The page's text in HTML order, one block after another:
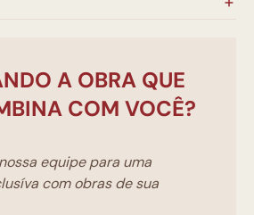
A OBRA QUE
COM VOCÊ?
equipe para uma
com obras de sua